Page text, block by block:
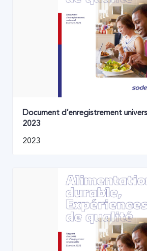
Document d’enregistrement
2023
2023